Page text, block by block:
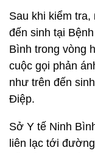
Sau khi kiểm tra,
đến sinh tại
Bình trong vòng
cuộc gọi phản
như trên đến
Điệp.
Sở Y tế Ninh
liên lạc tới